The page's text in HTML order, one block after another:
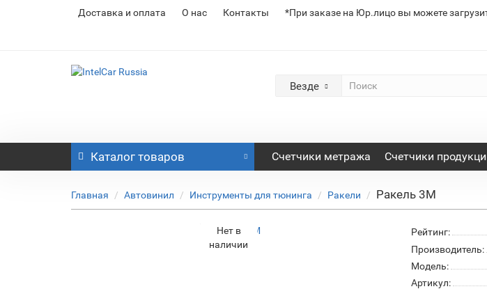
Доставка и оплата О нас Контакты *При заказе на Юр.лицо вы можете
Везде
Каталог товаров Счетчики метража Счетчики
Главная Автовинил Инструменты для тюнинга Ракели Ракель 3М
Нет в
наличии
Рейтинг:
Производитель:
Модель:
Артикул: